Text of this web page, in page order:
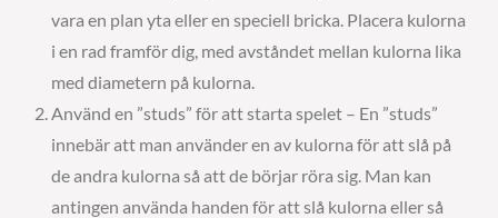
vara en plan yta eller en speciell bricka. Placera kulorna
i en rad framför dig, med avståndet mellan kulorna lika
med diametern på kulorna.
Använd en ”studs” för att starta spelet – En ”studs”
innebär att man använder en av kulorna för att slå på
de andra kulorna så att de börjar röra sig. Man kan
antingen använda handen för att slå kulorna eller så